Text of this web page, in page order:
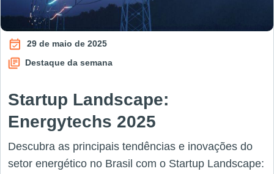
29 de maio de 2025
Destaque da semana
Startup Landscape:
Energytechs 2025
Descubra as principais tendências e inovações do
setor energético no Brasil com o Startup Landscape: